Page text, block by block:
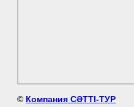
© Компания СӘТТІ-ТУР